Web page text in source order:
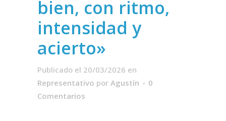
bien, con ritmo,
intensidad y
acierto»
Publicado el 20/03/2026 en
Representativo por Agustín
0
Comentarios